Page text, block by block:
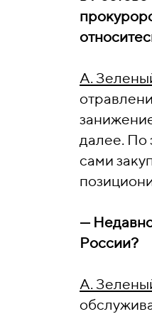
А.
далее. По
сами
—
России?
А.